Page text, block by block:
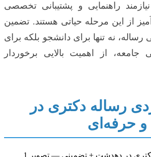
راهنمایی و پشتیبانی تخصصی
از این مرحله حیاتی هستند. تضمین
رساله، نه تنها برای دانشجو بلکه برای
از اهمیت بالایی برخوردار
رساله دکتری در
حرفه‌ای